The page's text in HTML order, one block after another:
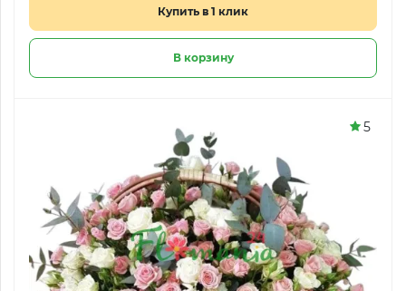
Купить в 1 клик
В корзину
5